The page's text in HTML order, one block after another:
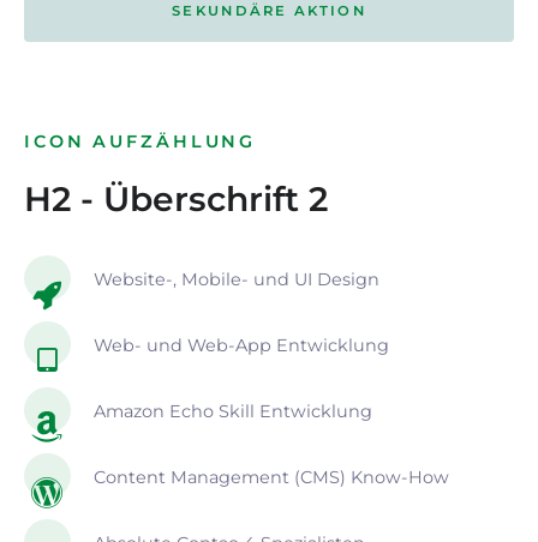
SEKUNDÄRE AKTION
ICON AUFZÄHLUNG
H2 - Überschrift 2
Website-, Mobile- und UI Design
Web- und Web-App Entwicklung
Amazon Echo Skill Entwicklung
Content Management (CMS) Know-How